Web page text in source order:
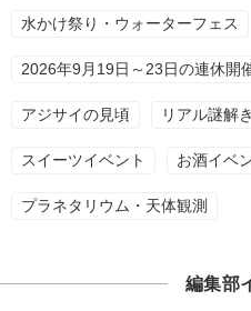
水かけ祭り・ウォーターフェス
2026年9月19日～23日の連休開
アジサイの見頃 リアル謎解
スイーツイベント お酒イベ
プラネタリウム・天体観測
編集部